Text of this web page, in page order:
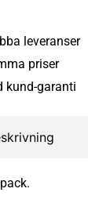
leveranser
priser
kund-garanti